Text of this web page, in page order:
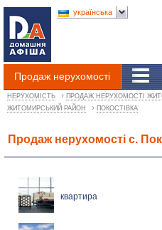
Продаж нерухомості
українська
НЕРУХОМІСТЬ › ПРОДАЖ НЕРУХОМОСТІ
ЖИТОМИРСЬКИЙ РАЙОН › ПОКОСТІВКА
Продаж нерухомості с.
квартира